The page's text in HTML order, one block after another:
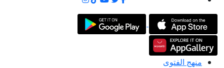
منهج الفتوى